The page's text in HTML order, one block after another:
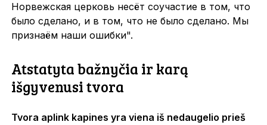
Норвежская церковь несёт соучастие в том, что
было сделано, и в том, что не было сделано. Мы
признаём наши ошибки".
Atstatyta bažnyčia ir karą
išgyvenusi tvora
Tvora aplink kapines yra viena iš nedaugelio prieš